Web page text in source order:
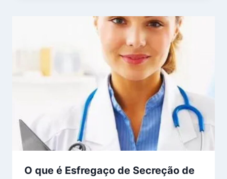
O que é Esfregaço de Secreção de